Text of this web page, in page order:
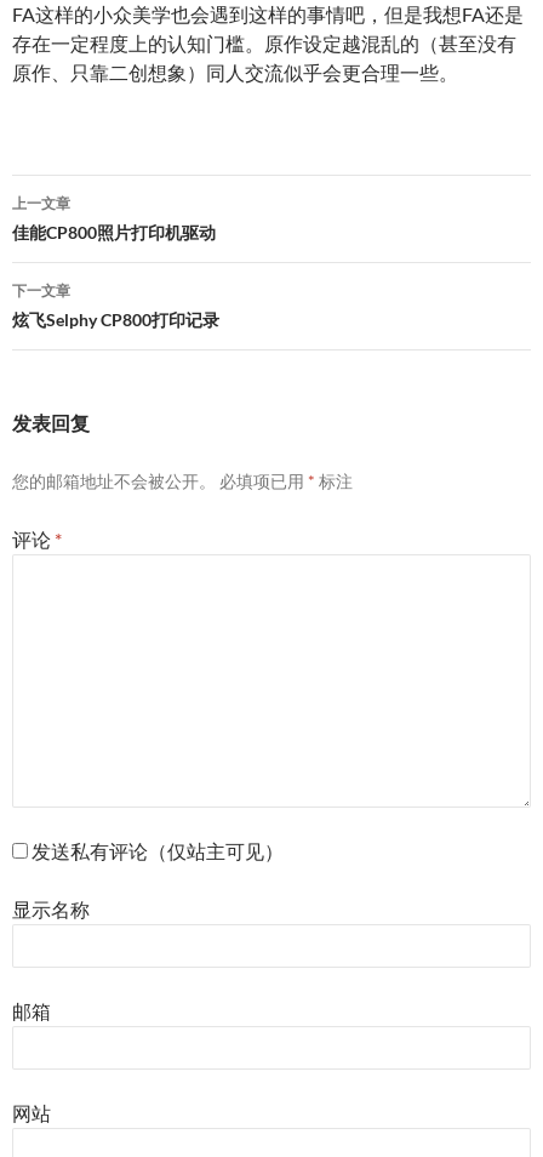
FA这样的小众美学也会遇到这样的事情吧，但是我想FA还是
存在一定程度上的认知门槛。原作设定越混乱的（甚至没有
原作、只靠二创想象）同人交流似乎会更合理一些。
文
章
导
航
上一文章
佳能CP800照片打印机驱动
下一文章
炫飞Selphy CP800打印记录
发表回复
您的邮箱地址不会被公开。 必填项已用 * 标注
评论 *
发送私有评论（仅站主可见）
显示名称
邮箱
网站